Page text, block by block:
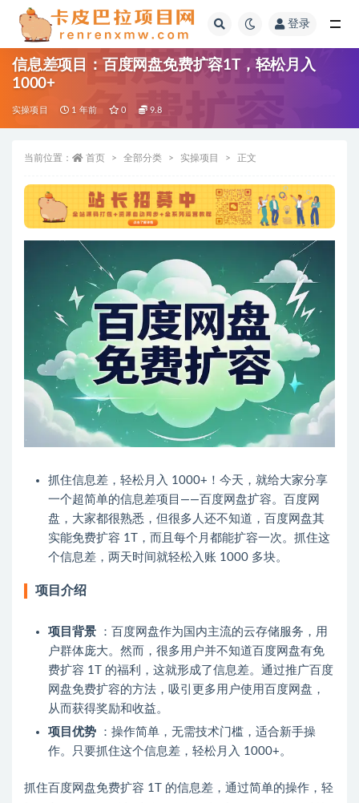
登录
信息差项目：百度网盘免费扩容1T，轻松月入
1000+
实操项目 1 年前 0 9.8
当前位置： 首页 全部分类 实操项目 正文
抓住信息差，轻松月入 1000+！今天，就给大家分享
一个超简单的信息差项目——百度网盘扩容。百度网
盘，大家都很熟悉，但很多人还不知道，百度网盘其
实能免费扩容 1T，而且每个月都能扩容一次。抓住这
个信息差，两天时间就轻松入账 1000 多块。
项目介绍
项目背景 ：百度网盘作为国内主流的云存储服务，用
户群体庞大。然而，很多用户并不知道百度网盘有免
费扩容 1T 的福利，这就形成了信息差。通过推广百度
网盘免费扩容的方法，吸引更多用户使用百度网盘，
从而获得奖励和收益。
项目优势 ：操作简单，无需技术门槛，适合新手操
作。只要抓住这个信息差，轻松月入 1000+。
抓住百度网盘免费扩容 1T 的信息差，通过简单的操作，轻
全部